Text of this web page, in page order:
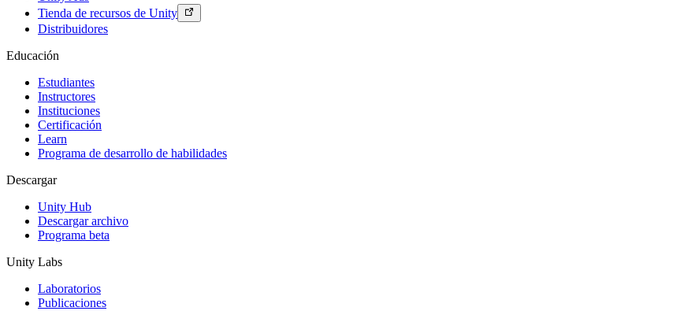
Juegos XR
Lanza juegos XR en múltiples plataformas
Juegos multijugador
Tienda de recursos de Unity
Distribuidores
Educación
Estudiantes
Instructores
Instituciones
Certificación
Learn
Programa de desarrollo de habilidades
Descargar
Unity Hub
Descargar archivo
Programa beta
Unity Labs
Laboratorios
Publicaciones